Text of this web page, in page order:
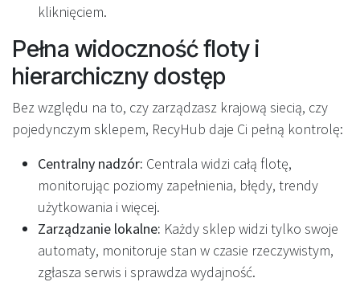
kliknięciem.
Pełna widoczność floty i
hierarchiczny dostęp
Bez względu na to, czy zarządzasz krajową siecią, czy
pojedynczym sklepem, RecyHub daje Ci pełną kontrolę:
Centralny nadzór: Centrala widzi całą flotę,
monitorując poziomy zapełnienia, błędy, trendy
użytkowania i więcej.
Zarządzanie lokalne: Każdy sklep widzi tylko swoje
automaty, monitoruje stan w czasie rzeczywistym,
zgłasza serwis i sprawdza wydajność.